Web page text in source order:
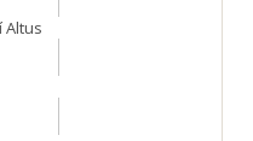
Altus